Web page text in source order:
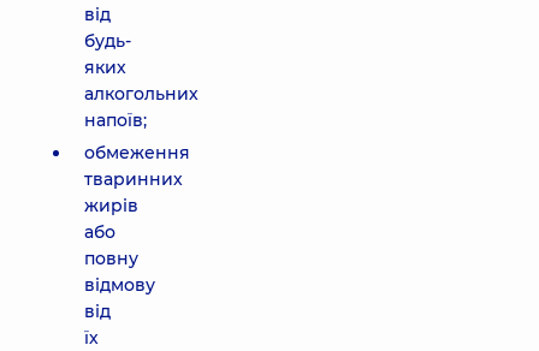
від
будь-
яких
алкогольних
напоїв;
обмеження
тваринних
жирів
або
повну
відмову
від
їх